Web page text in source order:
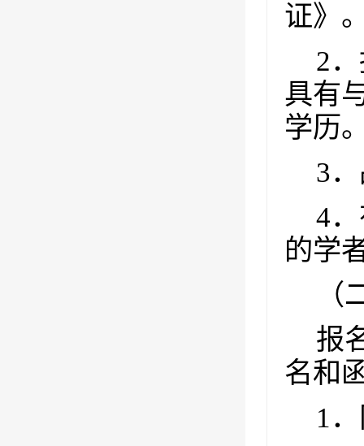
证》
2
具有
学历
3
4
的学
（
报
名和
1